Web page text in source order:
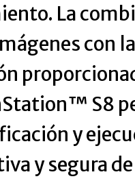
La
con la
S8
y
y segura